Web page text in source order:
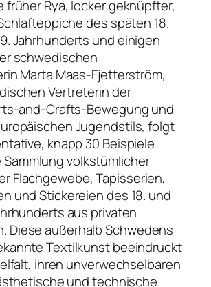
früher Rya, locker geknüpfter,
des späten 18.
Jahrhunderts und einigen
schwedischen
Marta Maas-Fjetterström,
Vertreterin der
and-Crafts-Bewegung und
Jugendstils, folgt
knapp 30 Beispiele
volkstümlicher
Flachgewebe, Tapisserien,
und Stickereien des 18. und
aus privaten
Diese außerhalb Schwedens
Textilkunst beeindruckt
ihren unverwechselbaren
und technische